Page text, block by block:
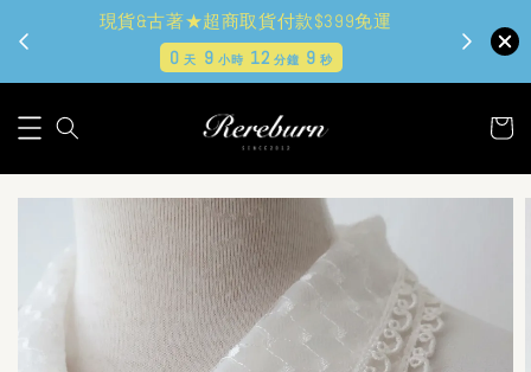
現貨&古著★超商取貨付款$399免運
0天 9 小時 12 分鐘 8秒